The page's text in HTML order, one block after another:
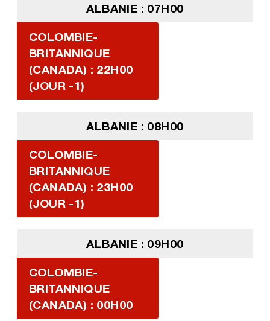
ALBANIE : 07H00
COLOMBIE-
BRITANNIQUE
(CANADA) : 22H00
(JOUR -1)
ALBANIE : 08H00
COLOMBIE-
BRITANNIQUE
(CANADA) : 23H00
(JOUR -1)
ALBANIE : 09H00
COLOMBIE-
BRITANNIQUE
(CANADA) : 00H00